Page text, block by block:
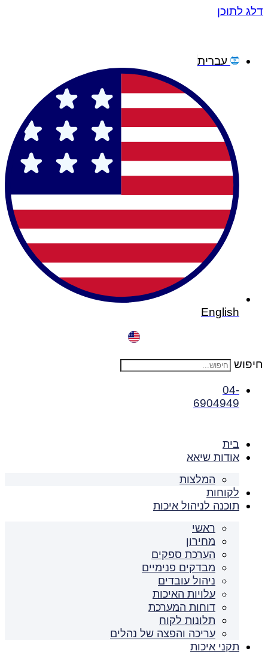
דלג לתוכן
עברית
English
חיפוש
04-
6904949
בית
אודות שיאא
המלצות
לקוחות
תוכנה לניהול איכות
ראשי
מחירון
הערכת ספקים
מבדקים פנימיים
ניהול עובדים
עלויות האיכות
דוחות המערכת
תלונות לקוח
עריכה והפצה של נהלים
תקני איכות